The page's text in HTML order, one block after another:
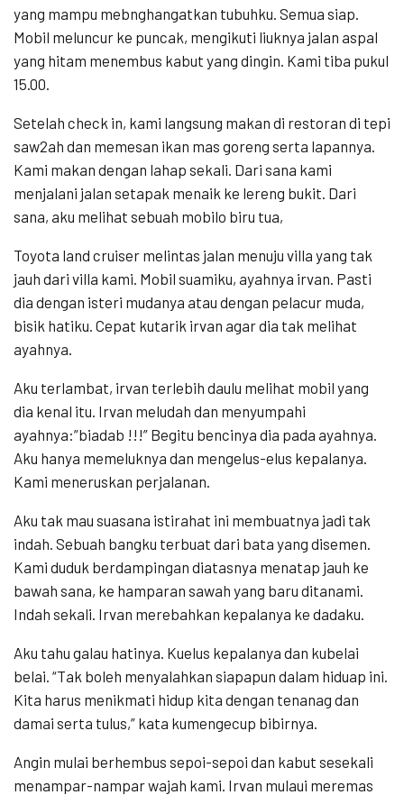
yang mampu mebnghangatkan tubuhku. Semua siap.
Mobil meluncur ke puncak, mengikuti liuknya jalan aspal
yang hitam menembus kabut yang dingin. Kami tiba pukul
15.00.
Setelah check in, kami langsung makan di restoran di tepi
saw2ah dan memesan ikan mas goreng serta lapannya.
Kami makan dengan lahap sekali. Dari sana kami
menjalani jalan setapak menaik ke lereng bukit. Dari
sana, aku melihat sebuah mobilo biru tua,
Toyota land cruiser melintas jalan menuju villa yang tak
jauh dari villa kami. Mobil suamiku, ayahnya irvan. Pasti
dia dengan isteri mudanya atau dengan pelacur muda,
bisik hatiku. Cepat kutarik irvan agar dia tak melihat
ayahnya.
Aku terlambat, irvan terlebih daulu melihat mobil yang
dia kenal itu. Irvan meludah dan menyumpahi
ayahnya:”biadab !!!” Begitu bencinya dia pada ayahnya.
Aku hanya memeluknya dan mengelus-elus kepalanya.
Kami meneruskan perjalanan.
Aku tak mau suasana istirahat ini membuatnya jadi tak
indah. Sebuah bangku terbuat dari bata yang disemen.
Kami duduk berdampingan diatasnya menatap jauh ke
bawah sana, ke hamparan sawah yang baru ditanami.
Indah sekali. Irvan merebahkan kepalanya ke dadaku.
Aku tahu galau hatinya. Kuelus kepalanya dan kubelai
belai. “Tak boleh menyalahkan siapapun dalam hiduap ini.
Kita harus menikmati hidup kita dengan tenanag dan
damai serta tulus,” kata kumengecup bibirnya.
Angin mulai berhembus sepoi-sepoi dan kabut sesekali
menampar-nampar wajah kami. Irvan mulaui meremas